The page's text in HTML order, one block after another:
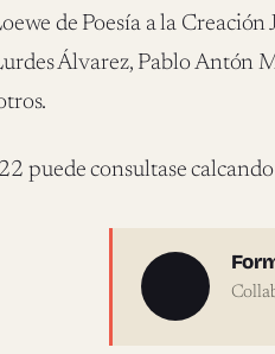
de Poesía a la Creación
Álvarez, Pablo Antón
puede consultase
Sobre